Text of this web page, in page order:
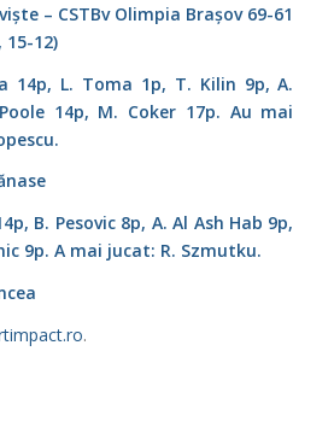
– CSTBv Olimpia Brașov 69-61
15-12)
14p, L. Toma 1p, T. Kilin 9p, A.
14p, M. Coker 17p. Au mai
B. Pesovic 8p, A. Al Ash Hab 9p,
9p. A mai jucat: R. Szmutku.
.